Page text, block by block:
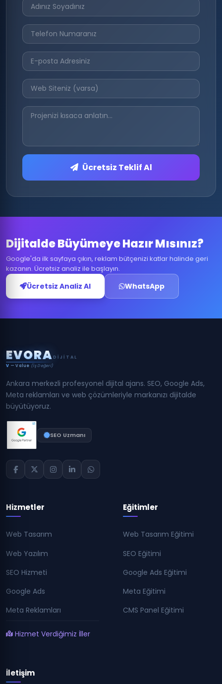
Ücretsiz Teklif Al
Dijitalde Büyümeye Hazır Mısınız?
Google'da ilk sayfaya çıkın, reklam bütçenizi katlar halinde geri
kazanın. Ücretsiz analiz ile başlayın.
Ücretsiz Analiz Al WhatsApp
EVORA DIJITAL
V — Value (İş Değeri)
Ankara merkezli profesyonel dijital ajans. SEO, Google Ads,
Meta reklamları ve web çözümleriyle markanızı dijitalde
büyütüyoruz.
SEO Uzmanı
Hizmetler
Web Tasarım
Web Yazılım
SEO Hizmeti
Google Ads
Meta Reklamları
Hizmet Verdiğimiz İller
Eğitimler
Web Tasarım Eğitimi
SEO Eğitimi
Google Ads Eğitimi
Meta Eğitimi
CMS Panel Eğitimi
İletişim